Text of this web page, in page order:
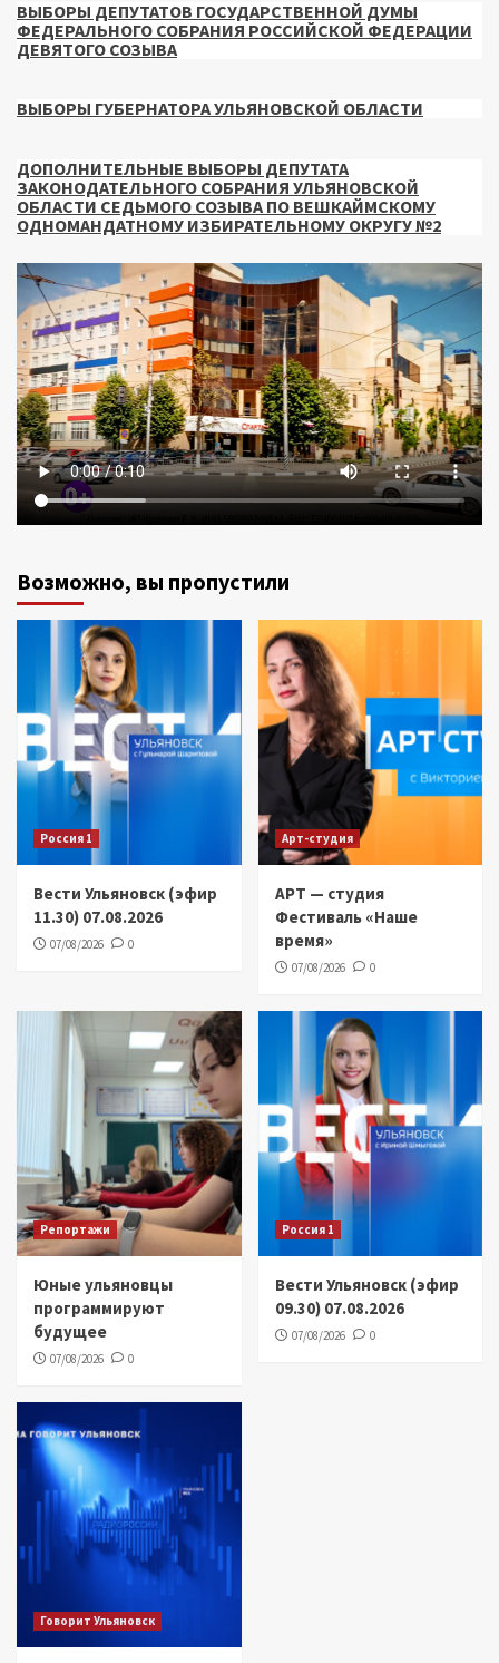
ВЫБОРЫ ДЕПУТАТОВ ГОСУДАРСТВЕННОЙ ДУМЫ
ФЕДЕРАЛЬНОГО СОБРАНИЯ РОССИЙСКОЙ ФЕДЕРАЦИИ
ДЕВЯТОГО СОЗЫВА
ВЫБОРЫ ГУБЕРНАТОРА УЛЬЯНОВСКОЙ ОБЛАСТИ
ДОПОЛНИТЕЛЬНЫЕ ВЫБОРЫ ДЕПУТАТА
ЗАКОНОДАТЕЛЬНОГО СОБРАНИЯ УЛЬЯНОВСКОЙ
ОБЛАСТИ СЕДЬМОГО СОЗЫВА ПО ВЕШКАЙМСКОМУ
ОДНОМАНДАТНОМУ ИЗБИРАТЕЛЬНОМУ ОКРУГУ №2
Возможно, вы пропустили
Россия 1
Вести Ульяновск (эфир
11.30) 07.08.2026
07/08/2026 0
Арт-студия
АРТ — студия
Фестиваль «Наше
время»
07/08/2026 0
Репортажи
Юные ульяновцы
программируют
будущее
07/08/2026 0
Россия 1
Вести Ульяновск (эфир
09.30) 07.08.2026
07/08/2026 0
Говорит Ульяновск